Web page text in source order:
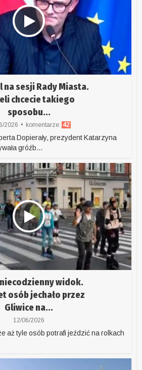
na sesji Rady Miasta.
chcecie takiego
sposobu...
2026 komentarze: 42
Dopierały, prezydent Katarzyna
gróźb...
niecodzienny widok.
osób jechało przez
Gliwice na...
12/06/2026
aż tyle osób potrafi jeździć na rolkach